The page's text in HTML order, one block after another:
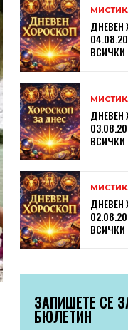
ДНЕВЕН
ДНЕВЕН
ДНЕВЕН
ЗАПИШЕТЕ СЕ
БЮЛЕТИН